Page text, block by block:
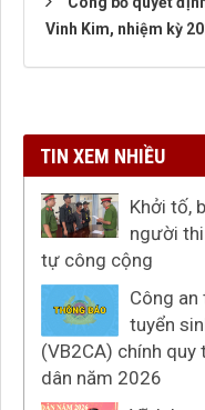
Vinh Kim, nhiệm kỳ
TIN XEM NHIỀU
Khởi tố,
người
tự công cộng
Công an
tuyển
(VB2CA) chính quy
dân năm 2026